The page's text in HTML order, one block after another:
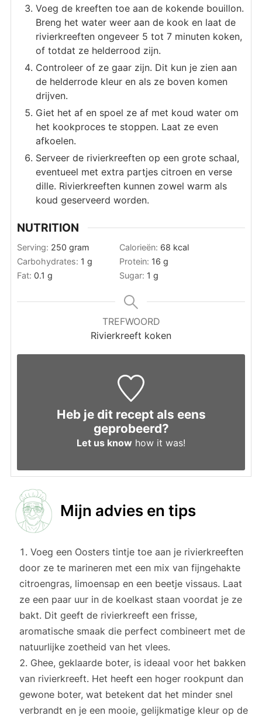
Voeg de kreeften toe aan de kokende bouillon.
Breng het water weer aan de kook en laat de
rivierkreeften ongeveer 5 tot 7 minuten koken,
of totdat ze helderrood zijn.
Controleer of ze gaar zijn. Dit kun je zien aan
de helderrode kleur en als ze boven komen
drijven.
Giet het af en spoel ze af met koud water om
het kookproces te stoppen. Laat ze even
afkoelen.
Serveer de rivierkreeften op een grote schaal,
eventueel met extra partjes citroen en verse
dille. Rivierkreeften kunnen zowel warm als
koud geserveerd worden.
NUTRITION
Serving: 250 gram Calorieën: 68 kcal
Carbohydrates: 1 g Protein: 16 g
Fat: 0.1 g Sugar: 1 g
TREFWOORD
Rivierkreeft koken
Heb je dit recept als eens
geprobeerd?
Let us know how it was!
Mijn advies en tips
Voeg een Oosters tintje toe aan je rivierkreeften
door ze te marineren met een mix van fijngehakte
citroengras, limoensap en een beetje vissaus. Laat
ze een paar uur in de koelkast staan voordat je ze
bakt. Dit geeft de rivierkreeft een frisse,
aromatische smaak die perfect combineert met de
natuurlijke zoetheid van het vlees.
Ghee, geklaarde boter, is ideaal voor het bakken
van rivierkreeft. Het heeft een hoger rookpunt dan
gewone boter, wat betekent dat het minder snel
verbrandt en je een mooie, gelijkmatige kleur op de